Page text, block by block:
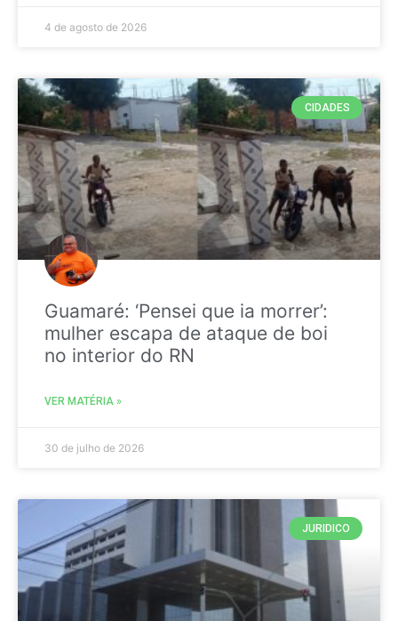
4 de agosto de 2026
CIDADES
Guamaré: ‘Pensei que ia morrer’:
mulher escapa de ataque de boi
no interior do RN
VER MATÉRIA »
30 de julho de 2026
JURIDICO